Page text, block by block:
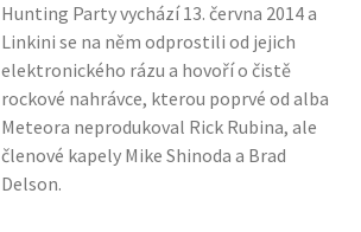
Hunting Party vychází 13. června 2014 a
Linkini se na něm odprostili od jejich
elektronického rázu a hovoří o čistě
rockové nahrávce, kterou poprvé od alba
Meteora neprodukoval Rick Rubina, ale
členové kapely Mike Shinoda a Brad
Delson.